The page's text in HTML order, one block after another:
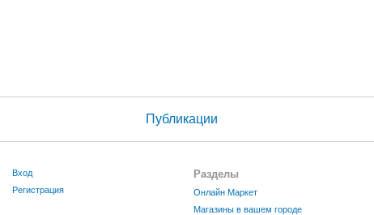
Публикации
Вход
Регистрация
Разделы
Онлайн Маркет
Магазины в вашем городе